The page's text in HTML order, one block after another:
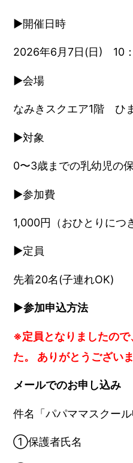
▶︎開催日時
2026年6月7日(日) 10
▶︎会場
なみきスクエア1階 ひ
▶︎対象
0〜3歳までの乳幼児の
▶︎参加費
1,000円（おひとりにつ
▶︎定員
先着20名(子連れOK)
▶︎参加申込方法
※定員となりましたの
た。 ありがとうございま
メールでのお申し込み
件名「パパママスクール
①保護者氏名